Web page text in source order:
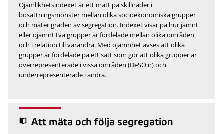
Ojämlikhetsindexet är ett mått på skillnader i
bosättningsmönster mellan olika socioekonomiska grupper
och mäter graden av segregation. Indexet visar på hur jämnt
eller ojämnt två grupper är fördelade mellan olika områden
och i relation till varandra. Med ojämnhet avses att olika
grupper är fördelade på ett sätt som gör att olika grupper är
överrepresenterade i vissa områden (DeSO:n) och
underrepresenterade i andra.
Att mäta och följa segregation